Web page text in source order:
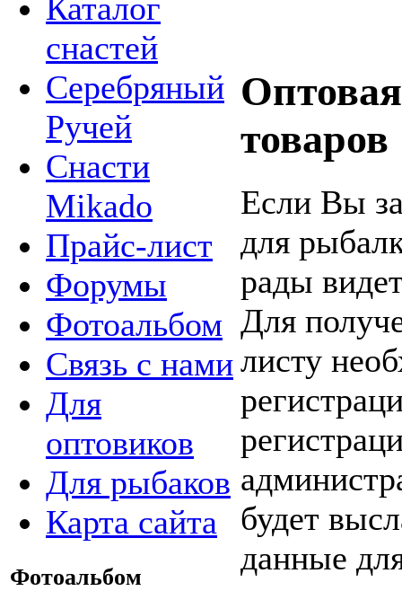
Каталог
снастей
Серебряный
Ручей
Снасти
Mikado
Прайс-лист
Форумы
Фотоальбом
Связь с нами
Для
оптовиков
Для рыбаков
Карта сайта
Фотоальбом
товаров
Если Вы
для
рады
Для
листу
будет
данные